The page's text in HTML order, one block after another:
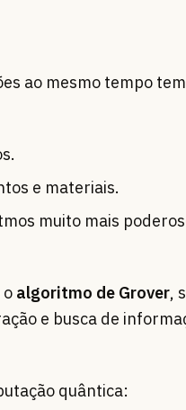
ao mesmo tempo tem
e materiais.
muito mais
o algoritmo de Grover,
e busca de
quântica: